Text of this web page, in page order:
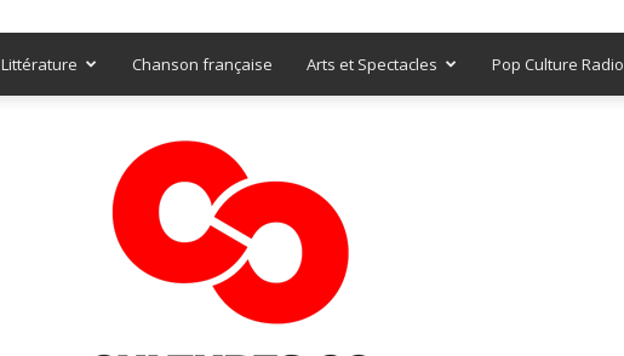
Littérature Chanson française Arts et Spectacles Pop Culture Radio